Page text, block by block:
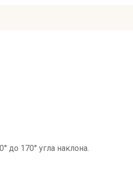
до 170° угла наклона.